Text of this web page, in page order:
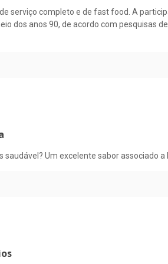
serviço completo e de fast food. A
dos anos 90, de acordo com pesquisas
Um excelente sabor associado